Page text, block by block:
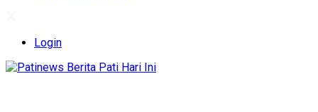
Login